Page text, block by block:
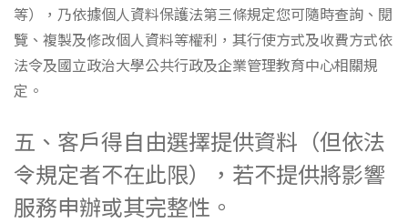
等），乃依據個人資料保護法第三條規定您可隨時查詢、閱
覽、複製及修改個人資料等權利，其行使方式及收費方式依
法令及國立政治大學公共行政及企業管理教育中心相關規
定。
五、客戶得自由選擇提供資料（但依法
令規定者不在此限），若不提供將影響
服務申辦或其完整性。